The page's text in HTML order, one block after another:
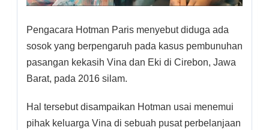
Pengacara Hotman Paris menyebut diduga ada
sosok yang berpengaruh pada kasus pembunuhan
pasangan kekasih Vina dan Eki di Cirebon, Jawa
Barat, pada 2016 silam.
Hal tersebut disampaikan Hotman usai menemui
pihak keluarga Vina di sebuah pusat perbelanjaan